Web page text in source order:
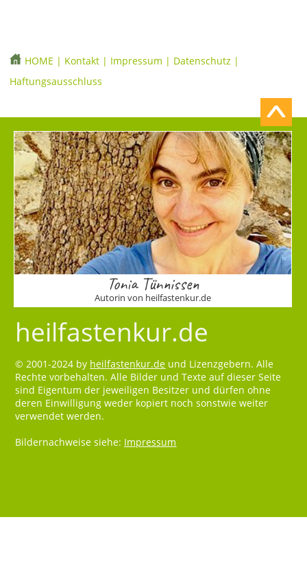
HOME | Kontakt | Impressum | Datenschutz |
Haftungsausschluss
Tonia Tünnissen
Autorin von heilfastenkur.de
heilfastenkur.de
© 2001-2024 by heilfastenkur.de und Lizenzgebern. Alle
Rechte vorbehalten. Alle Bilder und Texte auf dieser Seite
sind Eigentum der jeweiligen Besitzer und dürfen ohne
deren Einwilligung weder kopiert noch sonstwie weiter
verwendet werden.
Bildernachweise siehe: Impressum